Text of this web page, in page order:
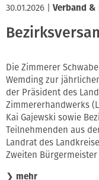
30.01.2026 Verband &
Die Zimmerer
Wemding zur
der Präsident des
Zimmererhandwerks
Kai Gajewski sowie
Teilnehmenden aus
Landrat des
Zweiten
❯ mehr